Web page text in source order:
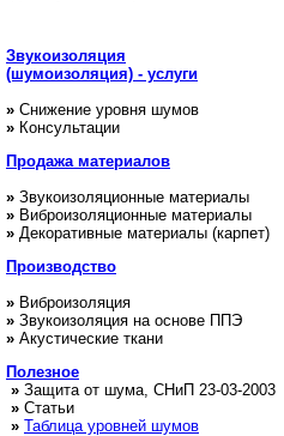
Звукоизоляция
(шумоизоляция) - услуги
» Снижение уровня шумов
» Консультации
Продажаматериалов
» Звукоизоляционные материалы
» Виброизоляционные материалы
» Декоративные материалы (карпет)
Производство
» Виброизоляция
» Звукоизоляция на основе ППЭ
» Акустические ткани
Полезное
» Защита от шума, СНиП 23-03-2003
» Статьи
» Таблица уровней шумов